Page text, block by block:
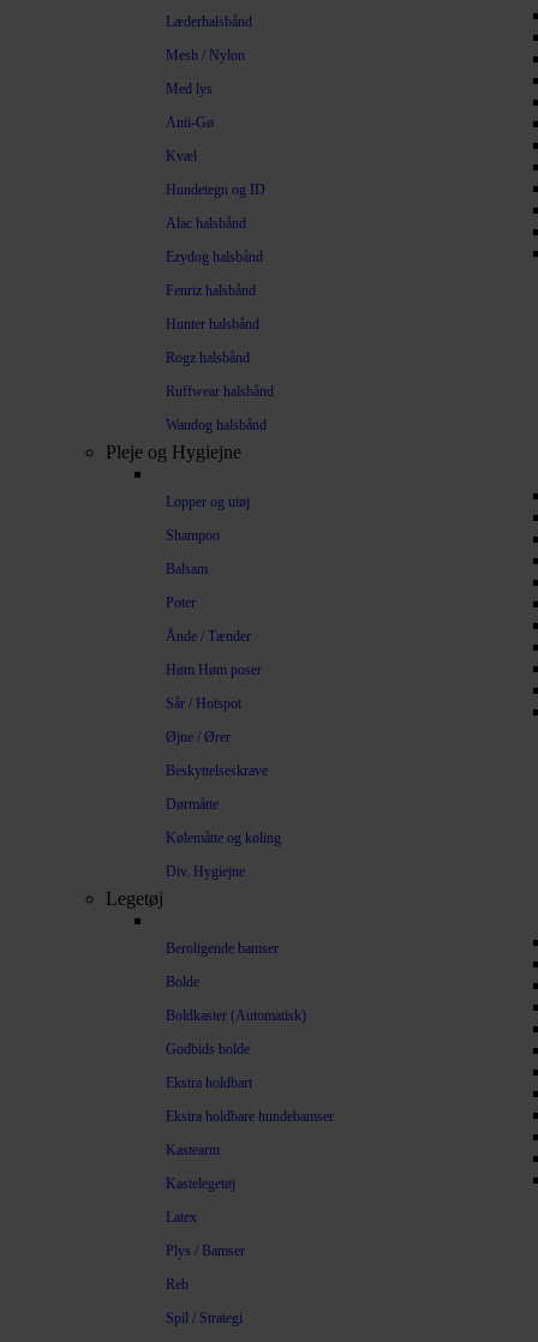
Læderhalsbånd
Mesh / Nylon
Med lys
Anti-Gø
Kvæl
Hundetegn og ID
Alac halsbånd
Ezydog halsbånd
Fenriz halsbånd
Hunter halsbånd
Rogz halsbånd
Ruffwear halsbånd
Waudog halsbånd
Pleje og Hygiejne
Lopper og utøj
Shampoo
Balsam
Poter
Ånde / Tænder
Høm Høm poser
Sår / Hotspot
Øjne / Ører
Beskyttelseskrave
Dørmåtte
Kølemåtte og køling
Div. Hygiejne
Legetøj
Beroligende bamser
Bolde
Boldkaster (Automatisk)
Godbids bolde
Ekstra holdbart
Ekstra holdbare hundebamser
Kastearm
Kastelegetøj
Latex
Plys / Bamser
Reb
Spil / Strategi